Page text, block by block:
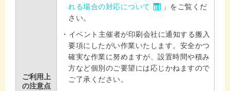
ご利用上
の注意点
れる場合の対応について
」をご覧くだ
さい。
イベント主催者が印刷会社に通知する搬入
要項にしたがい作業いたします。安全かつ
確実な作業に努めますが、設置時間や積み
方など個別のご要望には応じかねますので
ご了承ください。